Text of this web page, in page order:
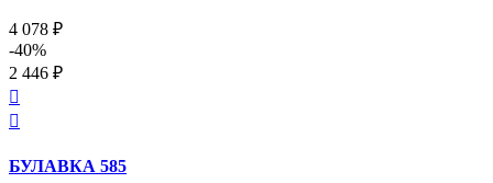
4 078 ₽
-40%
2 446 ₽


БУЛАВКА 585